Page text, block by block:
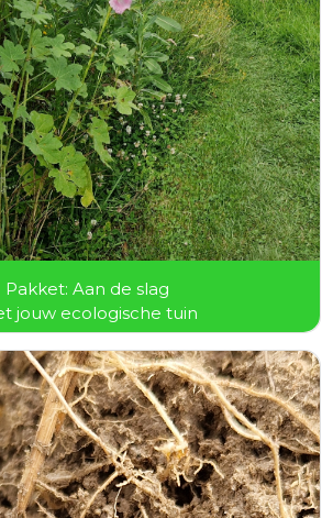
Pakket: Aan de slag
jouw ecologische tuin